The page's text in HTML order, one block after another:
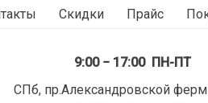
Скидки Прайс
9:00 − 17:00 ПН-ПТ
СПб, пр.Александровской